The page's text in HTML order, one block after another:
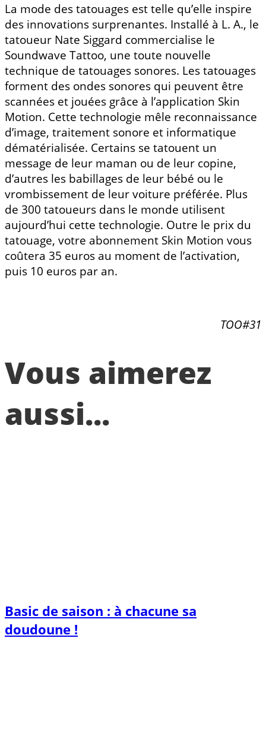
La mode des tatouages est telle qu’elle inspire
des innovations surprenantes. Installé à L. A., le
tatoueur Nate Siggard commercialise le
Soundwave Tattoo, une toute nouvelle
technique de tatouages sonores. Les tatouages
forment des ondes sonores qui peuvent être
scannées et jouées grâce à l’application Skin
Motion. Cette technologie mêle reconnaissance
d’image, traitement sonore et informatique
dématérialisée. Certains se tatouent un
message de leur maman ou de leur copine,
d’autres les babillages de leur bébé ou le
vrombissement de leur voiture préférée. Plus
de 300 tatoueurs dans le monde utilisent
aujourd’hui cette technologie. Outre le prix du
tatouage, votre abonnement Skin Motion vous
coûtera 35 euros au moment de l’activation,
puis 10 euros par an.
TOO#31
Vous aimerez
aussi...
Basic de saison : à chacune sa
doudoune !